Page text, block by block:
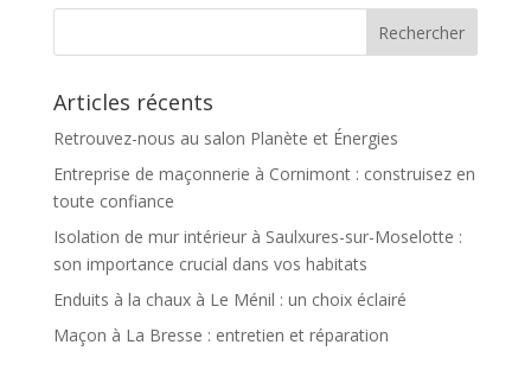
Articles récents
Retrouvez-nous au salon Planète et Énergies
Entreprise de maçonnerie à Cornimont : construisez en
toute confiance
Isolation de mur intérieur à Saulxures-sur-Moselotte :
son importance crucial dans vos habitats
Enduits à la chaux à Le Ménil : un choix éclairé
Maçon à La Bresse : entretien et réparation